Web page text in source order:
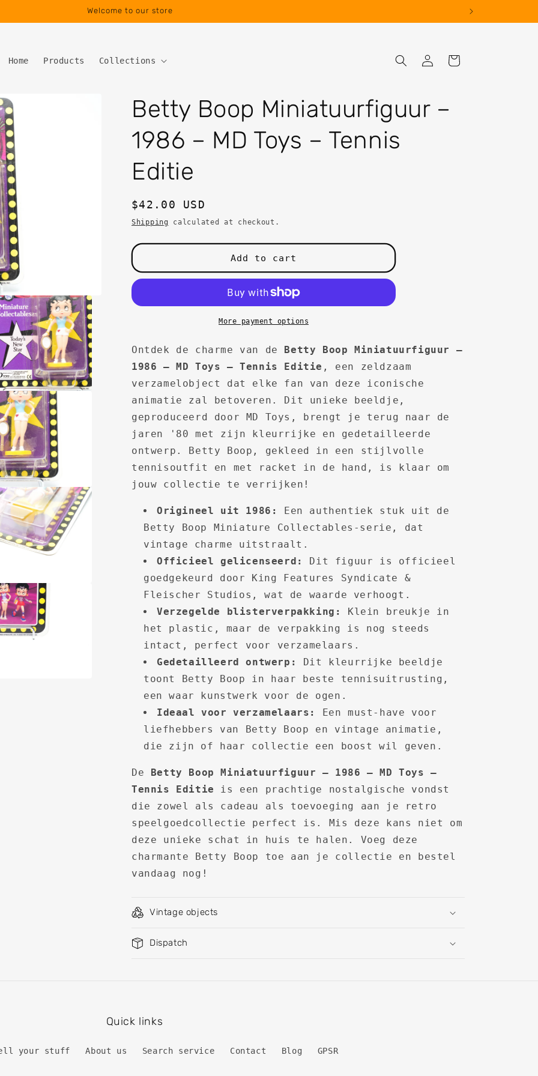
Welcome to our store
Home Products Collections
in
Cart
Betty Boop Miniatuurfiguur –
1986 – MD Toys – Tennis
Editie
Regular
price
$42.00 USD
Shipping calculated at checkout.
Add to cart
More payment options
Ontdek de charme van de
Betty Boop Miniatuurfiguur –
1986 – MD Toys – Tennis Editie , een zeldzaam
verzamelobject dat elke fan van deze iconische
animatie zal betoveren. Dit unieke beeldje,
geproduceerd door MD Toys, brengt je terug naar de
jaren '80 met zijn kleurrijke en gedetailleerde
ontwerp. Betty Boop, gekleed in een stijlvolle
tennisoutfit en met racket in de hand, is klaar om
jouw collectie te verrijken!
Origineel uit 1986:
Een authentiek stuk uit de
Betty Boop Miniature Collectables-serie, dat
vintage charme uitstraalt.
Officieel gelicenseerd:
Dit figuur is officieel
goedgekeurd door King Features Syndicate &
Fleischer Studios, wat de waarde verhoogt.
Verzegelde blisterverpakking:
Klein breukje in
het plastic, maar de verpakking is nog steeds
intact, perfect voor verzamelaars.
Gedetailleerd ontwerp:
Dit kleurrijke beeldje
toont Betty Boop in haar beste tennisuitrusting,
een waar kunstwerk voor de ogen.
Ideaal voor verzamelaars:
Een must-have voor
liefhebbers van Betty Boop en vintage animatie,
die zijn of haar collectie een boost wil geven.
De
Betty Boop Miniatuurfiguur – 1986 – MD Toys –
Tennis Editie is een prachtige nostalgische vondst
die zowel als cadeau als toevoeging aan je retro
speelgoedcollectie perfect is. Mis deze kans niet om
deze unieke schat in huis te halen. Voeg deze
charmante Betty Boop toe aan je collectie en bestel
vandaag nog!
Vintage objects
Dispatch
Quick links
​​your stuff About us Search service Contact Blog GPSR